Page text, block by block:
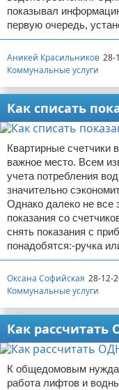
показывал
первую очередь,
Аникей Красильников 28-
Коммунальные услуги
Как списать
Квартирные счетчики
важное место. Всем
учета потребления
значительно
Однако далеко не все
показания со
снять показания с
понадобятся:-ручка
Оксана Софийская 28-12-
Коммунальные услуги
Как рассчитать
К общедомовым
работа лифтов и